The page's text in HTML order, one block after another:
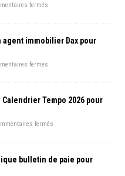
fermés
immobilier Dax pour
fermés
Tempo 2026 pour
fermés
bulletin de paie pour